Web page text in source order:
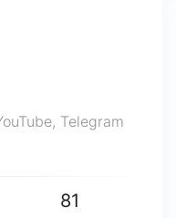
Telegram
81